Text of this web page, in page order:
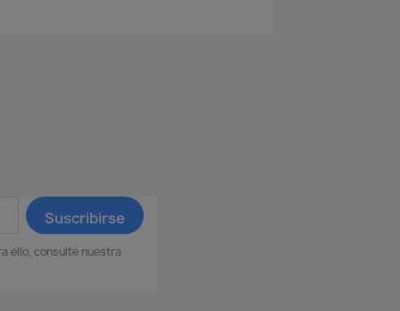
ello, consulte nuestra